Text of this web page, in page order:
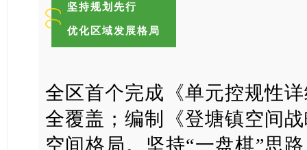
坚持规划先行
优化区域发展格局
全区首个完成《单元控规性
全覆盖；编制《登塘镇空间
空间格局。坚持“一盘棋”思